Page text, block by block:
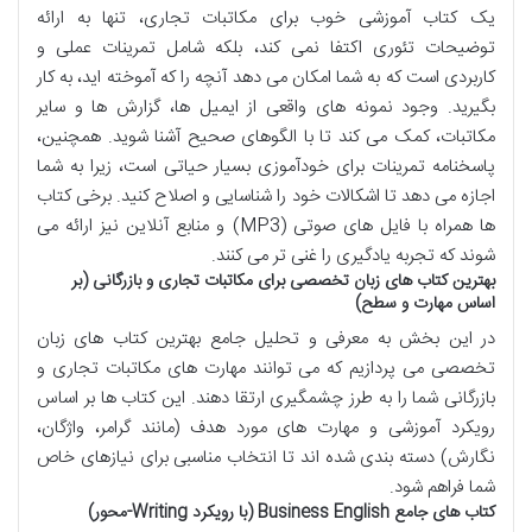
یک کتاب آموزشی خوب برای مکاتبات تجاری، تنها به ارائه
توضیحات تئوری اکتفا نمی کند، بلکه شامل تمرینات عملی و
کاربردی است که به شما امکان می دهد آنچه را که آموخته اید، به کار
بگیرید. وجود نمونه های واقعی از ایمیل ها، گزارش ها و سایر
مکاتبات، کمک می کند تا با الگوهای صحیح آشنا شوید. همچنین،
پاسخنامه تمرینات برای خودآموزی بسیار حیاتی است، زیرا به شما
اجازه می دهد تا اشکالات خود را شناسایی و اصلاح کنید. برخی کتاب
ها همراه با فایل های صوتی (MP3) و منابع آنلاین نیز ارائه می
شوند که تجربه یادگیری را غنی تر می کنند.
بهترین کتاب های زبان تخصصی برای مکاتبات تجاری و بازرگانی (بر
اساس مهارت و سطح)
در این بخش به معرفی و تحلیل جامع بهترین کتاب های زبان
تخصصی می پردازیم که می توانند مهارت های مکاتبات تجاری و
بازرگانی شما را به طرز چشمگیری ارتقا دهند. این کتاب ها بر اساس
رویکرد آموزشی و مهارت های مورد هدف (مانند گرامر، واژگان،
نگارش) دسته بندی شده اند تا انتخاب مناسبی برای نیازهای خاص
شما فراهم شود.
کتاب های جامع Business English (با رویکرد Writing-محور)